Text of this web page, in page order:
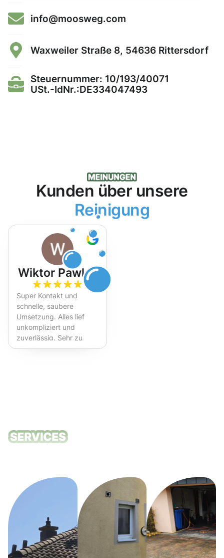
info@moosweg.com
Waxweiler Straße 8, 54636 Rittersdorf
Steuernummer: 10/193/40071
USt.-IdNr.:DE334047493
Kunden über unsere
Reinigung
Wiktor Pawlak
Super Kontakt und
schnelle, saubere
Umsetzung. Alles lief
unkompliziert und
zuverlässig. Sehr zu
empfehlen!